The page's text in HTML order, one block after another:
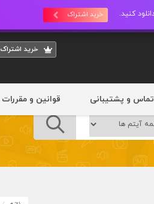
خرید اشتراک
خريد اشتراک
تماس و پشتیبانی قوانین و مقررات